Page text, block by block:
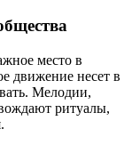
место в
движение несет в
Мелодии,
ритуалы,